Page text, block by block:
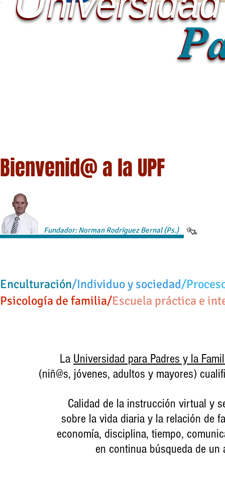
Bienvenid@ a la UPF
Fundador: Norman Rodríguez Bernal (Ps.)
Enculturación/Individuo y sociedad/
Psicología de familia​/Escuela práctica e
La Universidad para Padres y la
(niñ@s, jóvenes, adultos y mayores)
Calidad de la instrucción virtual y
sobre la vida diaria y la relación de
economía, disciplina, tiempo,
en continua búsqueda de